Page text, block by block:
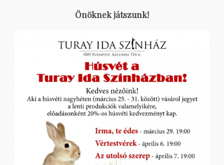
Önöknek játszunk!